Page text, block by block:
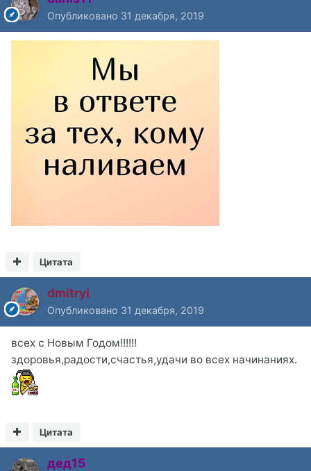
Опубликовано 31 декабря, 2019
Цитата
dmitryi
Опубликовано 31 декабря, 2019
всех с Новым Годом!!!!!!
здоровья,радости,счастья,удачи во всех начинаниях.
Цитата
дед15